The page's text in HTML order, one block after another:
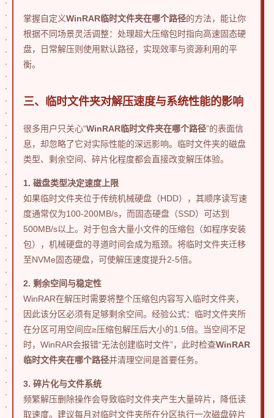
掌握自定义WinRAR临时文件夹在哪个路径的方法，能让你
根据不同场景灵活调整：处理超大压缩包时指向高速固态硬
盘，日常解压则使用默认路径，实现效率与资源利用的平
衡。
三、临时文件夹对解压速度与系统性能的影响
很多用户只关心“WinRAR临时文件夹在哪个路径”的表面信
息，却忽略了它对实际性能的深远影响。临时文件夹的磁盘
类型、剩余空间、碎片化程度都会直接改变解压体验。
1. 磁盘类型决定速度上限
如果临时文件夹位于传统机械硬盘（HDD），其顺序读写速
度通常仅为100-200MB/s，而固态硬盘（SSD）可达到
500MB/s以上。对于包含大量小文件的压缩包（如程序安装
包），机械硬盘的寻道时间会成为瓶颈。将临时文件夹迁移
至NVMe固态硬盘，可使解压速度提升2-5倍。
2. 剩余空间与稳定性
WinRAR在解压时需要将整个压缩包内容写入临时文件夹，
因此该分区必须有足够剩余空间。经验公式：临时文件夹所
在分区可用空间应≥压缩包解压后大小的1.5倍。当空间不足
时，WinRAR会报错“无法创建临时文件”，此时检查WinRAR
临时文件夹在哪个路径并清理空间是首要任务。
3. 碎片化与文件系统
频繁解压删除操作会导致临时文件夹产生大量碎片，降低读
取速度。建议每月对临时文件夹所在分区执行一次磁盘碎片